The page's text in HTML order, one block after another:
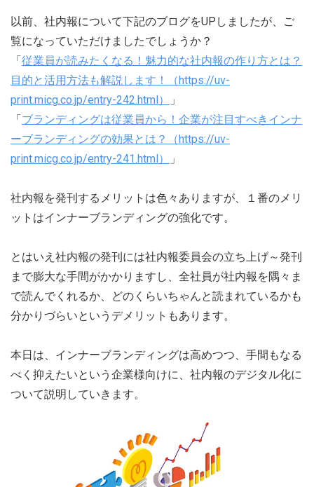
以前、社内報について下記のブログをUPしましたが、ご
覧になっていただけましたでしょうか？
「従業員が読みたくなる！魅力的な社内報の作り方とは？
目的と活用方法も解説します！（https://uv-
print.micg.co.jp/entry-242.html）
」
「ブランディングは従業員から！企業が注目すべきインナ
ーブランディングの効果とは？（https://uv-
print.micg.co.jp/entry-241.html）
」
社内報を発刊するメリットは色々ありますが、１番のメリ
ットはインナーブランディングの強化です。
とはいえ社内報の発刊には社内報委員会の立ち上げ～発刊
まで膨大な手間がかかりますし、全社員が社内報を隅々ま
で読んでくれるか、どのくらいちゃんと読まれているかも
分かりづらいというデメリットもあります。
本日は、インナーブランディングは高めつつ、手間もなる
べく抑えたいという企業様向けに、社内報のデジタル化に
ついて説明していきます。